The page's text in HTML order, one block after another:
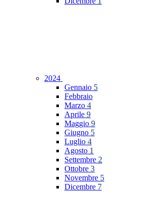
2024
Gennaio 5
Febbraio
Marzo 4
Aprile 9
Maggio 9
Giugno 5
Luglio 4
Agosto 1
Settembre 2
Ottobre 3
Novembre 5
Dicembre 7